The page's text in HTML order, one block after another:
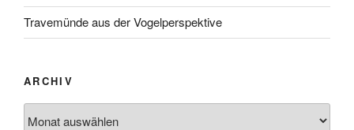
Travemünde aus der Vogelperspektive
ARCHIV